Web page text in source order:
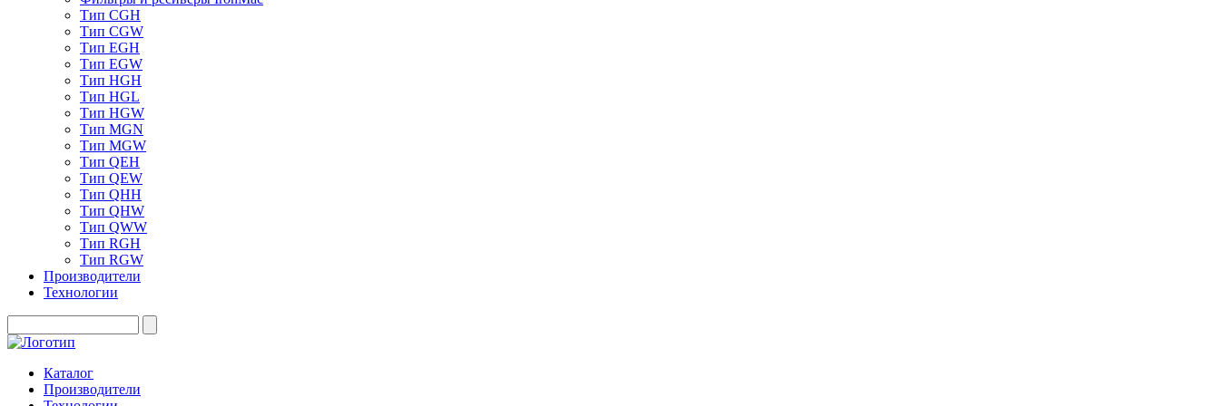
Тип CGH
Тип CGW
Тип EGH
Тип EGW
Тип HGH
Тип HGL
Тип HGW
Тип MGN
Тип MGW
Тип QEH
Тип QEW
Тип QHH
Тип QHW
Тип QWW
Тип RGH
Тип RGW
Производители
Технологии
Каталог
Производители